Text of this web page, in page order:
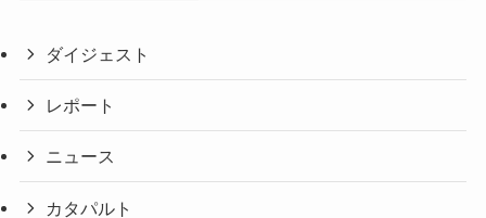
ダイジェスト
レポート
ニュース
カタパルト